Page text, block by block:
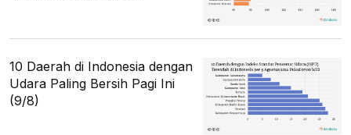
10 Daerah di Indonesia dengan
Udara Paling Bersih Pagi Ini
(9/8)